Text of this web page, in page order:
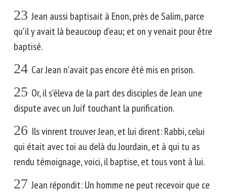
23 Jean aussi baptisait à Enon, près de Salim, parce
qu'il y avait là beaucoup d'eau; et on y venait pour être
baptisé.
24 Car Jean n'avait pas encore été mis en prison.
25 Or, il s'éleva de la part des disciples de Jean une
dispute avec un Juif touchant la purification.
26 Ils vinrent trouver Jean, et lui dirent: Rabbi, celui
qui était avec toi au delà du Jourdain, et à qui tu as
rendu témoignage, voici, il baptise, et tous vont à lui.
27 Jean répondit: Un homme ne peut recevoir que ce